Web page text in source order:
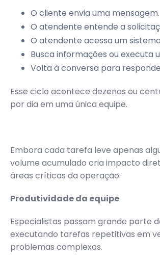
O cliente envia uma mensagem.
O atendente entende a
O atendente acessa um
Busca informações ou executa
Volta à conversa para
Esse ciclo acontece dezenas ou
por dia em uma única equipe.
Embora cada tarefa leve apenas
volume acumulado cria impacto
áreas críticas da operação:
Produtividade da equipe
Especialistas passam grande parte
executando tarefas repetitivas em
problemas complexos.